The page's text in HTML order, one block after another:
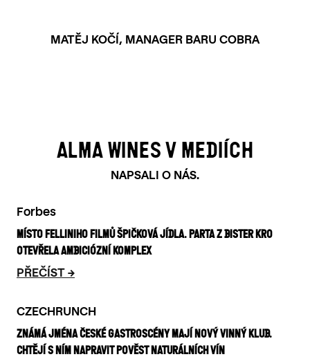
MATĚJ KOČÍ, MANAGER BARU COBRA
ALMA WINES V MEDIÍCH
NAPSALI O NÁS.
Forbes
MÍSTO FELLINIHO FILMŮ ŠPIČKOVÁ JÍDLA. PARTA Z BISTER KRO
OTEVŘELA AMBICIÓZNÍ KOMPLEX
PŘEČÍST
CZECHRUNCH
ZNÁMÁ JMÉNA ČESKÉ GASTROSCÉNY MAJÍ NOVÝ VINNÝ KLUB.
CHTĚJÍ S NÍM NAPRAVIT POVĚST NATURÁLNÍCH VÍN